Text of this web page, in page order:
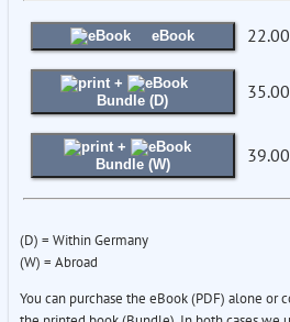
eBook
+
Bundle (D)
+
Bundle (W)
(D) = Within Germany
(W) = Abroad
You can purchase the eBook (PDF) alone or